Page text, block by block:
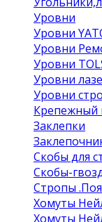
Уровни
Уровни
Уровни
Уровни
Уровни
Уровни
Крепежный
Заклепки
Скобы для
Скобы-
Стропы
Хомуты
Хомуты